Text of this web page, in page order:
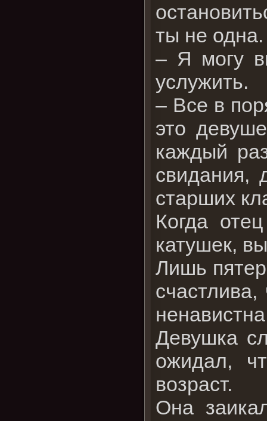
ты не одна.
– Я могу
услужить.
– Все в
это
каждый
свидания,
старших
Когда
катушек,
Лишь
Девушка
ожидал,
возраст.
Она